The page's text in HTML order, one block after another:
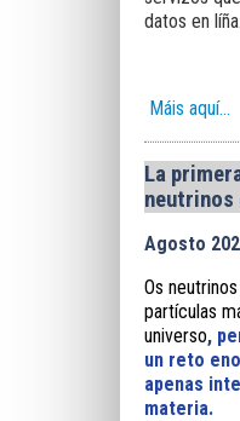
datos en líña.
Máis aquí...
La
neutrinos
Agosto
Os
partículas
universo,
un reto
apenas
materia.